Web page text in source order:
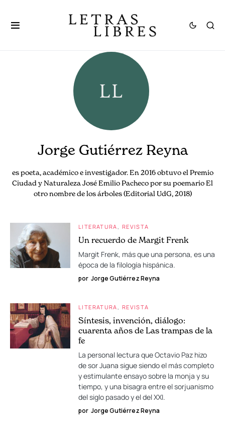
Jorge Gutiérrez Reyna
es poeta, académico e investigador. En 2016 obtuvo el Premio
Ciudad y Naturaleza José Emilio Pacheco por su poemario El
otro nombre de los árboles (Editorial UdG, 2018)
LITERATURA REVISTA
Un recuerdo de Margit Frenk
Margit Frenk, más que una persona, es una
época de la filología hispánica.
por Jorge Gutiérrez Reyna
LITERATURA REVISTA
Síntesis, invención, diálogo:
cuarenta años de Las trampas de la
fe
La personal lectura que Octavio Paz hizo
de sor Juana sigue siendo el más completo
y estimulante ensayo sobre la monja y su
tiempo, y una bisagra entre el sorjuanismo
del siglo pasado y el del XXI.
por Jorge Gutiérrez Reyna